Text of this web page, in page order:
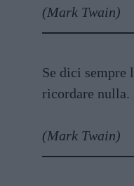
(Mark Twain)
Se dici sempre
ricordare nulla.
(Mark Twain)